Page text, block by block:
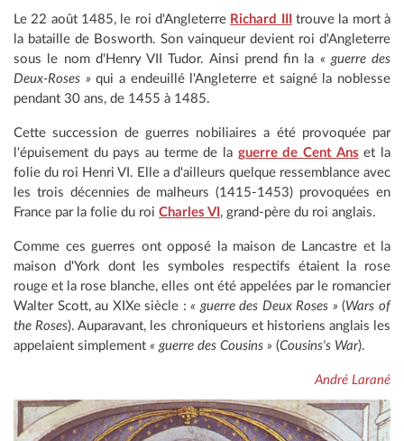
Le 22 août 1485, le roi d'Angleterre Richard III
trouve la mort à
la bataille de Bosworth. Son vainqueur devient roi d'Angleterre
sous le nom d'Henry VII Tudor. Ainsi prend fin la « guerre des
Deux-Roses » qui a endeuillé l'Angleterre et saigné la noblesse
pendant 30 ans, de 1455 à 1485.
Cette succession de guerres nobiliaires a été provoquée par
l'épuisement du pays au terme de la guerre de Cent Ans et la
folie du roi Henri VI. Elle a d'ailleurs quelque ressemblance avec
les trois décennies de malheurs (1415-1453) provoquées en
France par la folie du roi Charles VI , grand-père du roi anglais.
Comme ces guerres ont opposé la maison de Lancastre et la
maison d'York dont les symboles respectifs étaient la rose
rouge et la rose blanche, elles ont été appelées par le romancier
Walter Scott, au XIXe siècle :« guerre des Deux Roses » (Wars of
the Roses). Auparavant, les chroniqueurs et historiens anglais les
appelaient simplement « guerre des Cousins » (Cousins's War).
André Larané